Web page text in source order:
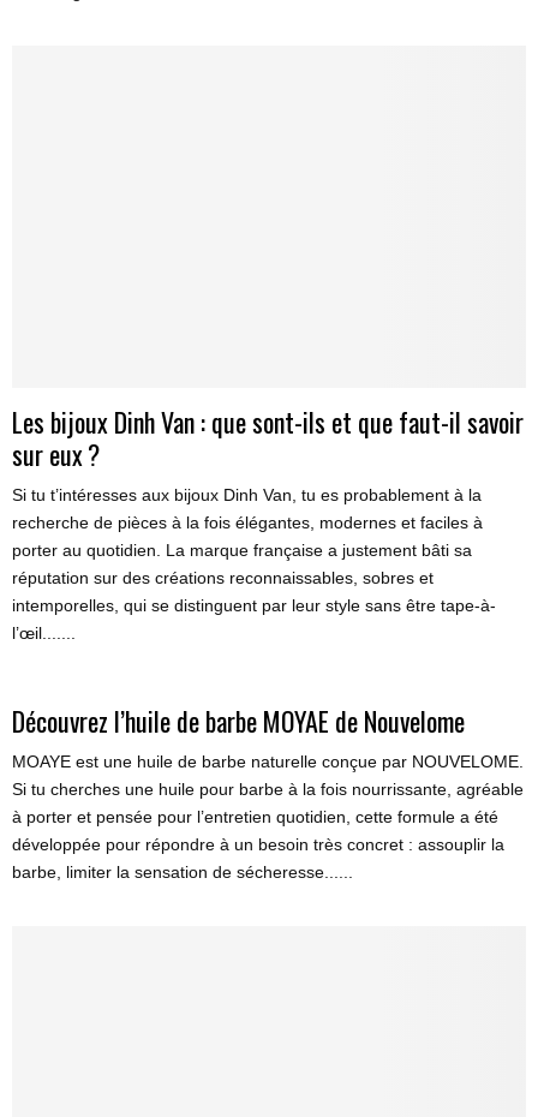
Les bijoux Dinh Van : que sont-ils et que faut-il savoir
sur eux ?
Si tu t’intéresses aux bijoux Dinh Van, tu es probablement à la
recherche de pièces à la fois élégantes, modernes et faciles à
porter au quotidien. La marque française a justement bâti sa
réputation sur des créations reconnaissables, sobres et
intemporelles, qui se distinguent par leur style sans être tape-à-
l’œil.......
Découvrez l’huile de barbe MOYAE de Nouvelome
MOAYE est une huile de barbe naturelle conçue par NOUVELOME.
Si tu cherches une huile pour barbe à la fois nourrissante, agréable
à porter et pensée pour l’entretien quotidien, cette formule a été
développée pour répondre à un besoin très concret : assouplir la
barbe, limiter la sensation de sécheresse......